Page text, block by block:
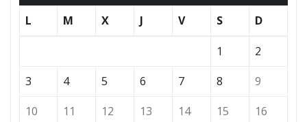
L
M X J V S D
1
2
3
4 5 6 7 8
9
10
11 12 13 14 15
16